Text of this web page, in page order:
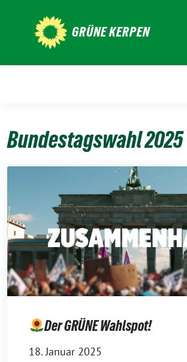
GRÜNE KERPEN
Bundestagswahl 2025
Der GRÜNE Wahlspot!
18. Januar 2025